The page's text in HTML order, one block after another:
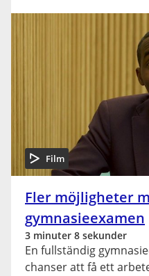
Film
Fler möjligheter
gymnasieexamen
3 minuter 8 sekunder
En fullständig
chanser att få ett